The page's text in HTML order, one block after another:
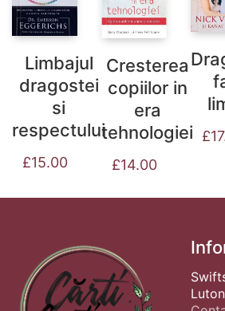
Limbajul
dragostei
si
respectului
£15.00
Cresterea
copiilor in
era
tehnologiei
£14.00
£